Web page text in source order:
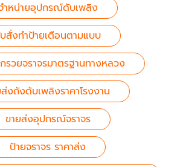
ำหน่ายอุปกรณ์ดับเพลิง
สั่งทำป้ายเตือนตามแบบ
รวยจราจรมาตรฐานทางหลวง
งถังดับเพลิงราคาโรงงาน
ขายส่งอุปกรณ์จราจร
ป้ายจราจร ราคาส่ง